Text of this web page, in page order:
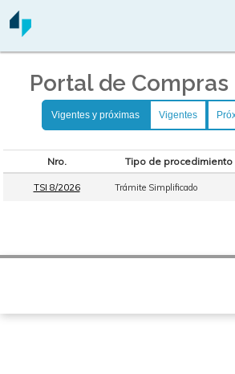
Portal de
Vigentes y próximas Vigentes
Nro. Tipo de procedimiento
TSI 8/2026 Trámite Simplificado